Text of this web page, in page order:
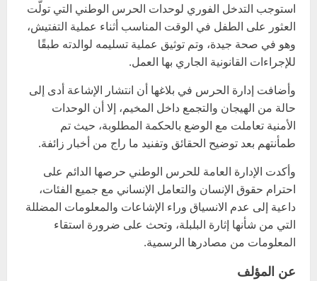
استوجب التدخل الفوري لوحدات الحرس الوطني التي تولّت
العثور على الطفل في الوقت المناسب أثناء عملية التفتيش،
وهو في صحة جيدة، وتم توثيق عملية تسليمه لوالدته طبقًا
للإجراءات القانونية الجاري بها العمل.
وأضافت إدارة الحرس في بلاغها أن انتشار الإشاعة أدى إلى
حالة من الهيجان والتجمع داخل المخيم، إلا أن الوحدات
الأمنية تعاملت مع الوضع بالحكمة المطلوبة، حيث تم
طمأنتهم بعد توضيح الحقائق وتفنيد ما راج من أخبار زائفة.
وأكدت الإدارة العامة للحرس الوطني حرصها الدائم على
احترام حقوق الإنسان والتعامل الإنساني مع جميع الفئات،
داعية إلى عدم الانسياق وراء الإشاعات والمعلومات المضللة
التي من شأنها إثارة البلبلة، وتحث على ضرورة استقاء
المعلومات من مصادرها الرسمية.
عن المؤلف